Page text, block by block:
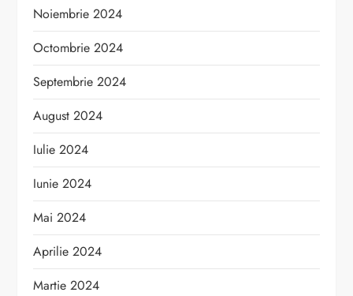
Noiembrie 2024
Octombrie 2024
Septembrie 2024
August 2024
Iulie 2024
Iunie 2024
Mai 2024
Aprilie 2024
Martie 2024